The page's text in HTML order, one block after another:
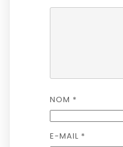
NOM *
E-MAIL *